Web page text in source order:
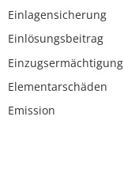
Einlagensicherung
Einlösungsbeitrag
Einzugsermächtigung
Elementarschäden
Emission